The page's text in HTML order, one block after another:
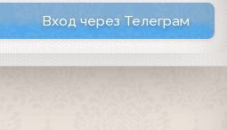
Вход через Телеграм